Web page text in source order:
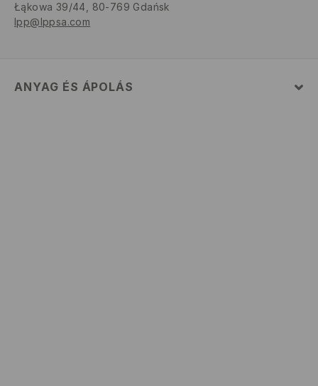
Łąkowa 39/44, 80-769 Gdańsk
lpp@lppsa.com
ANYAG ÉS ÁPOLÁS